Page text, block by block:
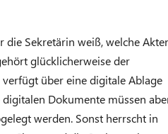
die Sekretärin weiß, welche
glücklicherweise der
über eine digitale Ablage
Dokumente müssen
werden. Sonst herrscht in